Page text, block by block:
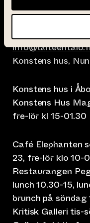
Konstens hus,
Konstens hus i
Konstens Hus
fre-lör kl 15-01.30
Café Elephanten
23, fre-lör klo 10-
Restaurangen
lunch 10.30-15,
brunch på söndag
Kritisk Galleri tis-